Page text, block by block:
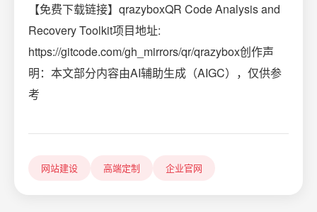
【免费下载链接】qrazyboxQR Code Analysis and
Recovery Toolkit项目地址:
https://gitcode.com/gh_mirrors/qr/qrazybox创作声
明：本文部分内容由AI辅助生成（AIGC），仅供参
考
网站建设 高端定制 企业官网